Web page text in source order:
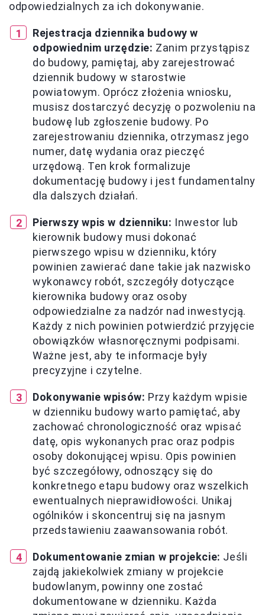
odpowiedzialnych za ich dokonywanie.
Rejestracja dziennika budowy w
odpowiednim urzędzie: Zanim przystąpisz
do budowy, pamiętaj, aby zarejestrować
dziennik budowy w starostwie
powiatowym. Oprócz złożenia wniosku,
musisz dostarczyć decyzję o pozwoleniu na
budowę lub zgłoszenie budowy. Po
zarejestrowaniu dziennika, otrzymasz jego
numer, datę wydania oraz pieczęć
urzędową. Ten krok formalizuje
dokumentację budowy i jest fundamentalny
dla dalszych działań.
Pierwszy wpis w dzienniku: Inwestor lub
kierownik budowy musi dokonać
pierwszego wpisu w dzienniku, który
powinien zawierać dane takie jak nazwisko
wykonawcy robót, szczegóły dotyczące
kierownika budowy oraz osoby
odpowiedzialne za nadzór nad inwestycją.
Każdy z nich powinien potwierdzić przyjęcie
obowiązków własnoręcznymi podpisami.
Ważne jest, aby te informacje były
precyzyjne i czytelne.
Dokonywanie wpisów: Przy każdym wpisie
w dzienniku budowy warto pamiętać, aby
zachować chronologiczność oraz wpisać
datę, opis wykonanych prac oraz podpis
osoby dokonującej wpisu. Opis powinien
być szczegółowy, odnoszący się do
konkretnego etapu budowy oraz wszelkich
ewentualnych nieprawidłowości. Unikaj
ogólników i skoncentruj się na jasnym
przedstawieniu zaawansowania robót.
Dokumentowanie zmian w projekcie: Jeśli
zajdą jakiekolwiek zmiany w projekcie
budowlanym, powinny one zostać
dokumentowane w dzienniku. Każda